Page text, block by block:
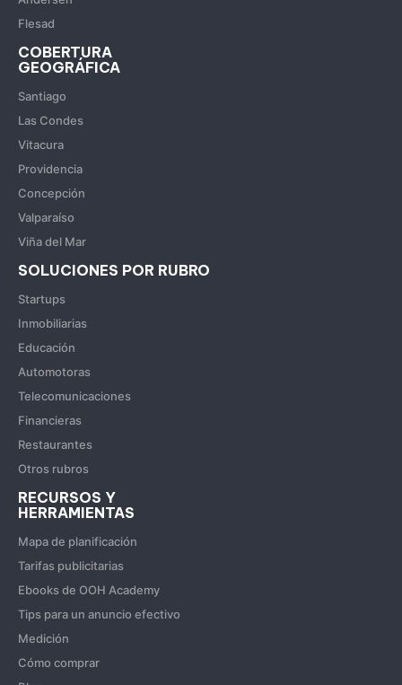
Flesad
COBERTURA
GEOGRÁFICA
Santiago
Las Condes
Vitacura
Providencia
Concepción
Valparaíso
Viña del Mar
SOLUCIONES POR RUBRO
Startups
Inmobiliarias
Educación
Automotoras
Telecomunicaciones
Financieras
Restaurantes
Otros rubros
RECURSOS Y
HERRAMIENTAS
Mapa de planificación
Tarifas publicitarias
Ebooks de OOH Academy
Tips para un anuncio efectivo
Medición
Cómo comprar